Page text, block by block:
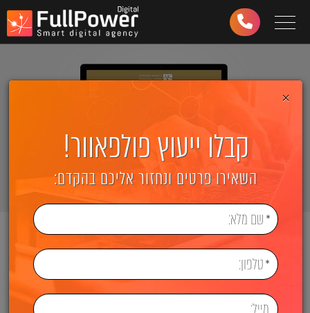
Toggle navigation
03-
997
בניית אתרים משרד עורכי דין אריק שלו
משרד עורכי דין אריק שלו
קישור לאתר: www.law-shalev.co.il
×
קבלו ייעוץ פולפאוור!
השאירו פרטים ונחזור אליכם בהקדם: